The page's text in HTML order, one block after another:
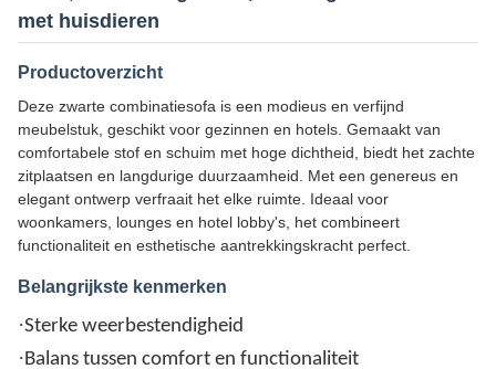
met huisdieren
Productoverzicht
Deze zwarte combinatiesofa is een modieus en verfijnd
meubelstuk, geschikt voor gezinnen en hotels. Gemaakt van
comfortabele stof en schuim met hoge dichtheid, biedt het zachte
zitplaatsen en langdurige duurzaamheid. Met een genereus en
elegant ontwerp verfraait het elke ruimte. Ideaal voor
woonkamers, lounges en hotel lobby's, het combineert
functionaliteit en esthetische aantrekkingskracht perfect.
Belangrijkste kenmerken
·Sterke weerbestendigheid
·Balans tussen comfort en functionaliteit